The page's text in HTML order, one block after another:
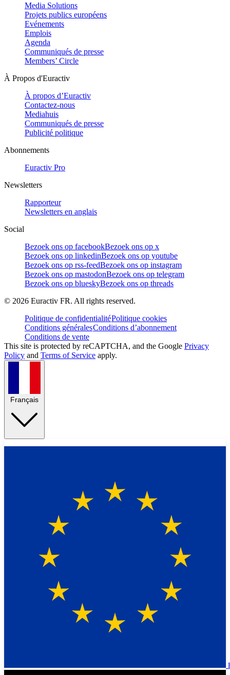
Media Solutions
Projets publics européens
Evénements
Emplois
Agenda
Communiqués de presse
Members’ Circle
À Propos d'Euractiv
À propos d’Euractiv
Contactez-nous
Mediahuis
Communiqués de presse
Publicité politique
Abonnements
Euractiv Pro
Newsletters
Rapporteur
Newsletters en anglais
Social
Bezoek ons op facebookBezoek ons op x
Bezoek ons op linkedinBezoek ons op youtube
Bezoek ons op rss-feedBezoek ons op instagram
Bezoek ons op mastodonBezoek ons op telegram
Bezoek ons op blueskyBezoek ons op threads
© 2026 Euractiv FR. All rights reserved.
Politique de confidentialitéPolitique cookies
Conditions généralesConditions d’abonnement
Conditions de vente
This site is protected by reCAPTCHA, and the Google Privacy
Policy and Terms of Service apply.
Français